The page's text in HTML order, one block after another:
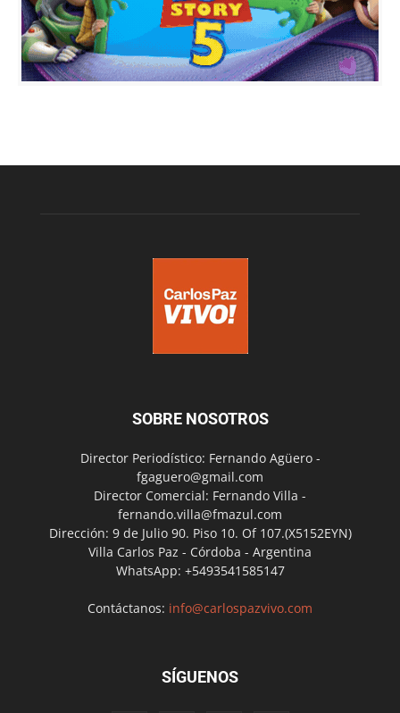
SOBRE NOSOTROS
Director Periodístico: Fernando Agüero -
fgaguero@gmail.com
Director Comercial: Fernando Villa -
fernando.villa@fmazul.com
Dirección: 9 de Julio 90. Piso 10. Of 107.(X5152EYN)
Villa Carlos Paz - Córdoba - Argentina
WhatsApp: +5493541585147
Contáctanos: info@carlospazvivo.com
SÍGUENOS